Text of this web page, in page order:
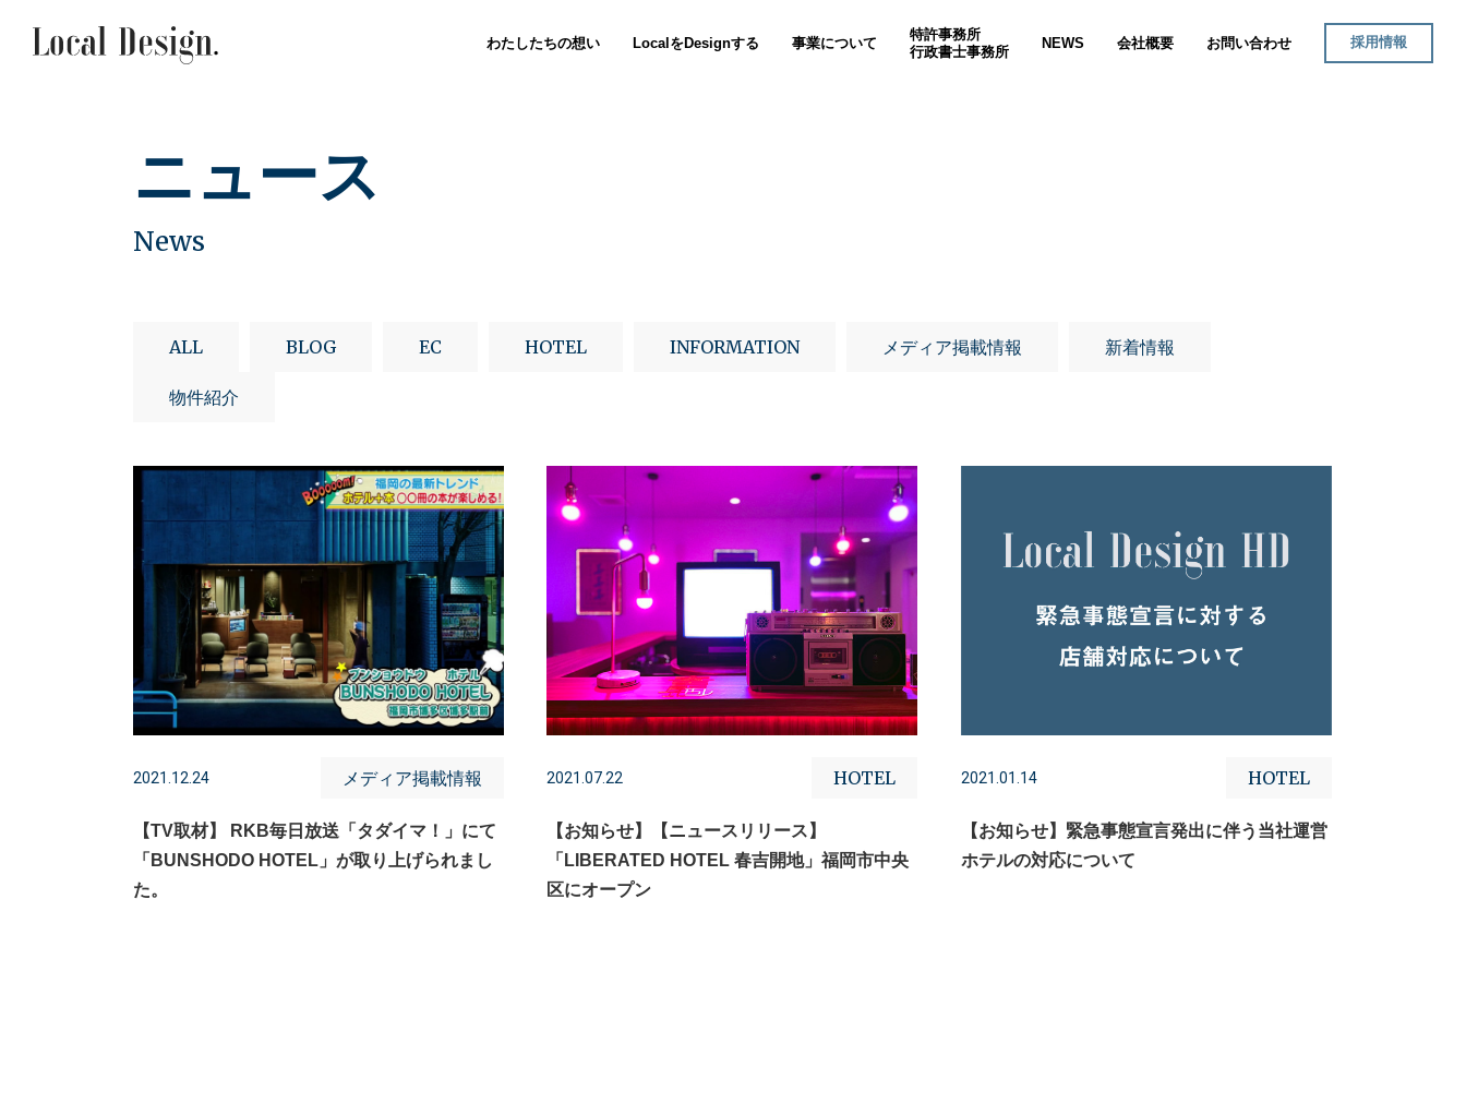
わたしたちの想い LocalをDesignする 事業について
特許事務所
行政書士事務所
NEWS 会社概要 お問い合わせ 採用情報
ニュース
News
ALL BLOG EC HOTEL INFORMATION メディア掲載情報 新着情報
物件紹介
2021.12.24 メディア掲載情報
【TV取材】 RKB毎日放送「タダイマ！」にて
「BUNSHODO HOTEL」が取り上げられまし
た。
2021.07.22 HOTEL
【お知らせ】【ニュースリリース】
「LIBERATED HOTEL 春吉開地」福岡市中央
区にオープン
2021.01.14 HOTEL
【お知らせ】緊急事態宣言発出に伴う当社運営
ホテルの対応について